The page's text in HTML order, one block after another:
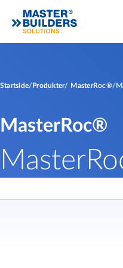
Startside Produkter MasterRoc®
MasterRoc®